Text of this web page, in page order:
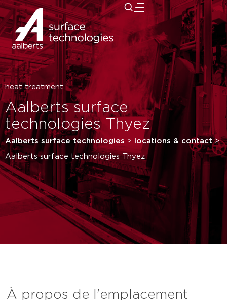
close
heat treatment
Aalberts surface
technologies Thyez
Aalberts surface technologies > locations & contact>
Aalberts surface technologies Thyez
À propos de l'emplacement